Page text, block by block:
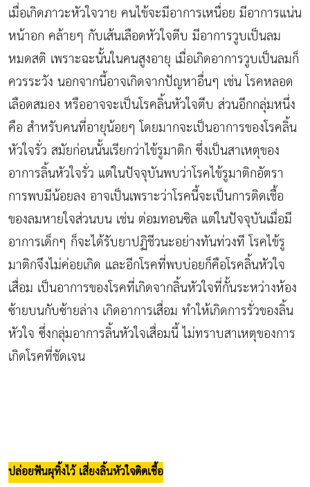
เมื่อเกิดภาวะหัวใจวาย คนไข้จะมีอาการเหนื่อย มีอาการแน่น
หน้าอก คล้ายๆ กับเส้นเลือดหัวใจตีบ มีอาการวูบเป็นลม
หมดสติ เพราะฉะนั้นในคนสูงอายุ เมื่อเกิดอาการวูบเป็นลมก็
ควรระวัง นอกจากนี้อาจเกิดจากปัญหาอื่นๆ เช่น โรคหลอด
เลือดสมอง หรืออาจจะเป็นโรคลิ้นหัวใจตีบ ส่วนอีกกลุ่มหนึ่ง
คือ สำหรับคนที่อายุน้อยๆ โดยมากจะเป็นอาการของโรคลิ้น
หัวใจรั่ว สมัยก่อนนั้นเรียกว่าไข้รูมาติก ซึ่งเป็นสาเหตุของ
อาการลิ้นหัวใจรั่ว แต่ในปัจจุบันพบว่าโรคไข้รูมาติกอัตรา
การพบมีน้อยลง อาจเป็นเพราะว่าโรคนี้จะเป็นการติดเชื้อ
ของลมหายใจส่วนบน เช่น ต่อมทอนซิล แต่ในปัจจุบันเมื่อมี
อาการเด็กๆ ก็จะได้รับยาปฏิชีวนะอย่างทันท่วงที โรคไข้รู
มาติกจึงไม่ค่อยเกิด และอีกโรคที่พบบ่อยก็คือโรคลิ้นหัวใจ
เสื่อม เป็นอาการของโรคที่เกิดจากลิ้นหัวใจที่กั้นระหว่างห้อง
ซ้ายบนกับซ้ายล่าง เกิดอาการเสื่อม ทำให้เกิดการรั่วของลิ้น
หัวใจ ซึ่งกลุ่มอาการลิ้นหัวใจเสื่อมนี้ ไม่ทราบสาเหตุของการ
เกิดโรคที่ชัดเจน
ปล่อยฟันผุทิ้งไว้ เสี่ยงลิ้นหัวใจติดเชื้อ